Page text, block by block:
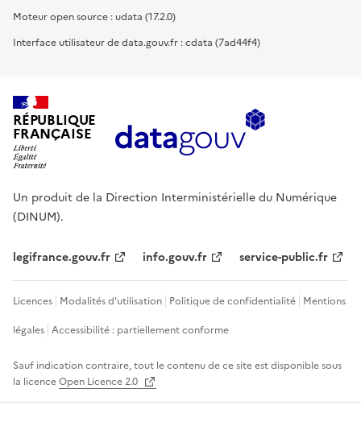
Moteur open source : udata (17.2.0)
Interface utilisateur de data.gouv.fr : cdata (7ad44f4)
RÉPUBLIQUE
FRANÇAISE
Un produit de la Direction Interministérielle du Numérique
(DINUM).
legifrance.gouv.fr info.gouv.fr service-public.fr
Licences Modalités d'utilisation Politique de confidentialité Mentions
légales Accessibilité : partiellement conforme
Sauf indication contraire, tout le contenu de ce site est disponible sous
la licenceOpen Licence 2.0